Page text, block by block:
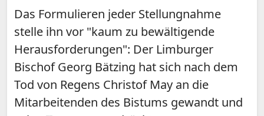
Das Formulieren jeder Stellungnahme
stelle ihn vor "kaum zu bewältigende
Herausforderungen": Der Limburger
Bischof Georg Bätzing hat sich nach dem
Tod von Regens Christof May an die
Mitarbeitenden des Bistums gewandt und